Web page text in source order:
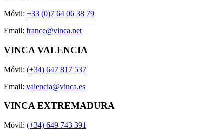
Móvil: +33 (0)7 64 06 38 79
Email: france@vinca.net
VINCA VALENCIA
Móvil: (+34) 647 817 537
Email: valencia@vinca.es
VINCA EXTREMADURA
Móvil: (+34) 649 743 391